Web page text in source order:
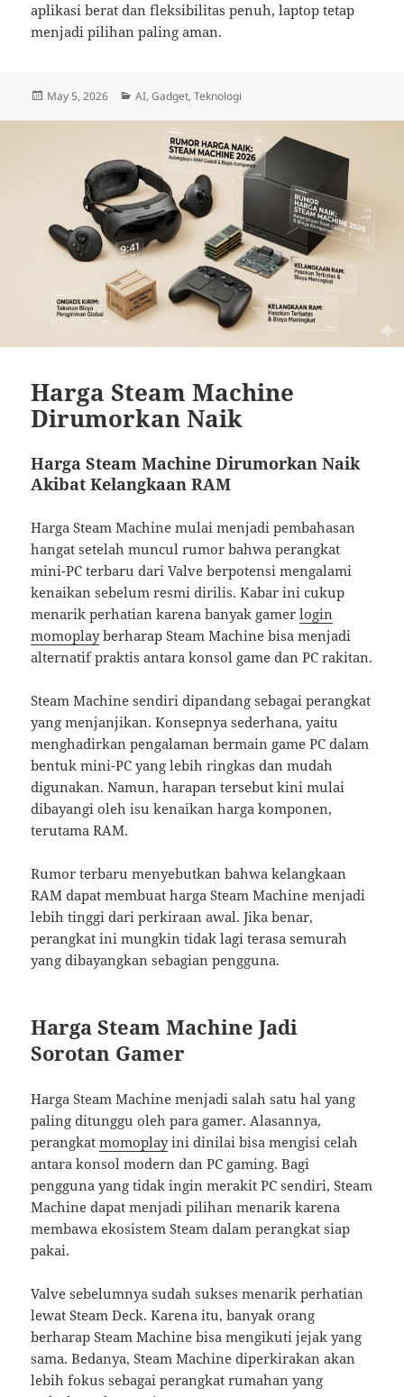
aplikasi berat dan fleksibilitas penuh, laptop tetap
menjadi pilihan paling aman.
Posted
May 5, 2026 Categories
AI,Gadget,Teknologi
Harga Steam Machine
Dirumorkan Naik
Harga Steam Machine Dirumorkan Naik
Akibat Kelangkaan RAM
Harga Steam Machine mulai menjadi pembahasan
hangat setelah muncul rumor bahwa perangkat
mini-PC terbaru dari Valve berpotensi mengalami
kenaikan sebelum resmi dirilis. Kabar ini cukup
menarik perhatian karena banyak gamerlogin
momoplayberharap Steam Machine bisa menjadi
alternatif praktis antara konsol game dan PC rakitan.
Steam Machine sendiri dipandang sebagai perangkat
yang menjanjikan. Konsepnya sederhana, yaitu
menghadirkan pengalaman bermain game PC dalam
bentuk mini-PC yang lebih ringkas dan mudah
digunakan. Namun, harapan tersebut kini mulai
dibayangi oleh isu kenaikan harga komponen,
terutama RAM.
Rumor terbaru menyebutkan bahwa kelangkaan
RAM dapat membuat harga Steam Machine menjadi
lebih tinggi dari perkiraan awal. Jika benar,
perangkat ini mungkin tidak lagi terasa semurah
yang dibayangkan sebagian pengguna.
Harga Steam Machine Jadi
Sorotan Gamer
Harga Steam Machine menjadi salah satu hal yang
paling ditunggu oleh para gamer. Alasannya,
perangkatmomoplayini dinilai bisa mengisi celah
antara konsol modern dan PC gaming. Bagi
pengguna yang tidak ingin merakit PC sendiri, Steam
Machine dapat menjadi pilihan menarik karena
membawa ekosistem Steam dalam perangkat siap
pakai.
Valve sebelumnya sudah sukses menarik perhatian
lewat Steam Deck. Karena itu, banyak orang
berharap Steam Machine bisa mengikuti jejak yang
sama. Bedanya, Steam Machine diperkirakan akan
lebih fokus sebagai perangkat rumahan yang